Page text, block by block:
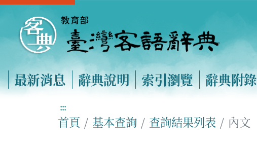
最新消息 辭典說明 索引瀏覽 辭典附錄
:::
首頁 基本查詢 查詢結果列表 內文